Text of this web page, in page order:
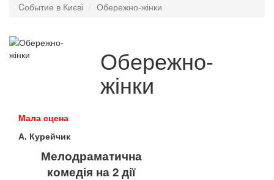
Cобытие в Києві Обережно-жінки
Обережно-
жінки
Мала сцена
А. Курейчик
Мелодраматична
комедія на 2 дії